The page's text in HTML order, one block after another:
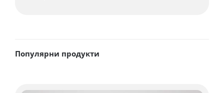
Популярни продукти